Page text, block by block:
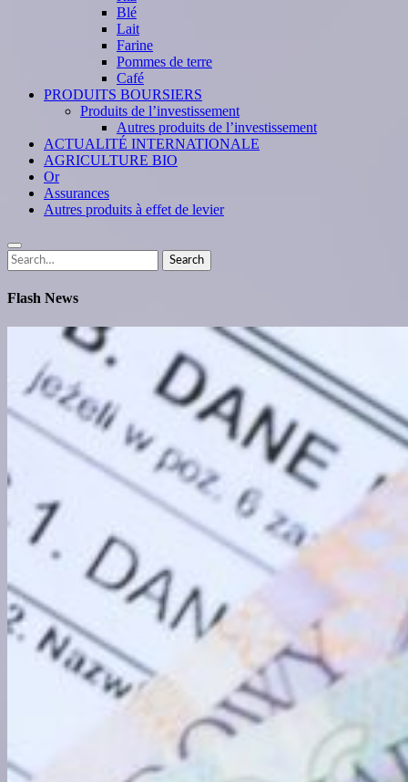
Blé
Lait
Farine
Pommes de terre
Café
PRODUITS BOURSIERS
Produits de l’investissement
Autres produits de l’investissement
ACTUALITÉ INTERNATIONALE
AGRICULTURE BIO
Or
Assurances
Autres produits à effet de levier
Search
for:
Search
Flash News